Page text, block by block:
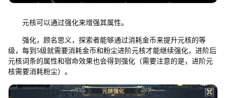
元核可以通过强化来增强其属性。
强化，顾名思义，探索者能够通过消耗金币来提升元核的等
级，每到5级就需要消耗金币和粉尘进阶元核才能继续强化，进阶后
元核词条的属性和宿命效果也会得到强化（需要注意的是，进阶元
核需要消耗粉尘）。